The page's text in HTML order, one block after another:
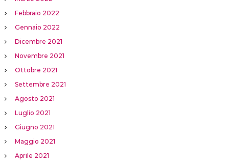
Febbraio 2022
Gennaio 2022
Dicembre 2021
Novembre 2021
Ottobre 2021
Settembre 2021
Agosto 2021
Luglio 2021
Giugno 2021
Maggio 2021
Aprile 2021